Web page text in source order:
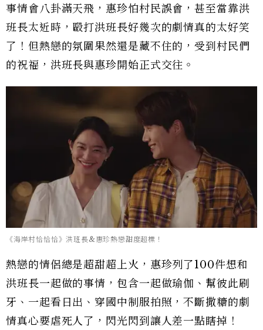
事情會八卦滿天飛，惠珍怕村民誤會，甚至當靠洪
班長太近時，毆打洪班長好幾次的劇情真的太好笑
了！但熱戀的氛圍果然還是藏不住的，受到村民們
的祝福，洪班長與惠珍開始正式交往。
《海岸村恰恰恰》洪班長&惠珍熱戀甜度超標！
熱戀的情侶總是超甜超上火，惠珍列了100件想和
洪班長一起做的事情，包含一起做瑜伽、幫彼此刷
牙、一起看日出、穿國中制服拍照，不斷撒糖的劇
情真心要虐死人了，閃光閃到讓人差一點瞎掉！